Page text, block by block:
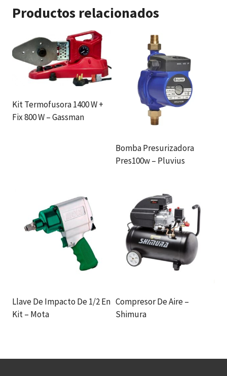
Productos relacionados
Kit Termofusora 1400 W +
Fix 800 W – Gassman
Bomba Presurizadora
Pres100w – Pluvius
Llave De Impacto De 1/2 En
Kit – Mota
Compresor De Aire –
Shimura